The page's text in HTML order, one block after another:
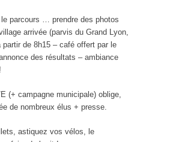
parcours … prendre des photos
arrivée (parvis du Grand Lyon,
partir de 8h15 – café offert par le
des résultats – ambiance
(+ campagne municipale) oblige,
de nombreux élus + presse.
astiquez vos vélos, le